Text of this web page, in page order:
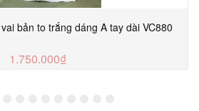
bản to trắng dáng A tay dài VC880
1.750.000₫